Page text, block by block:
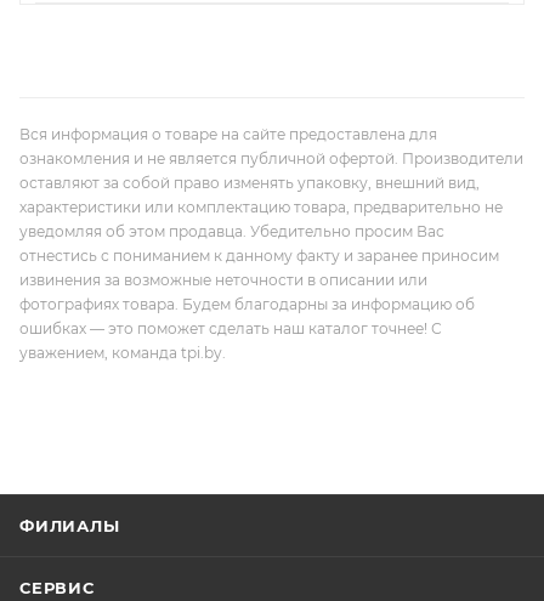
Вся информация о товаре на сайте предоставлена для
ознакомления и не является публичной офертой. Производители
оставляют за собой право изменять упаковку, внешний вид,
характеристики или комплектацию товара, предварительно не
уведомляя об этом продавца. Убедительно просим Вас
отнестись с пониманием к данному факту и заранее приносим
извинения за возможные неточности в описании или
фотографиях товара. Будем благодарны за информацию об
ошибках — это поможет сделать наш каталог точнее! С
уважением, команда tpi.by.
ФИЛИАЛЫ
СЕРВИС